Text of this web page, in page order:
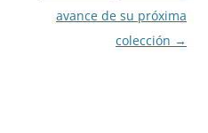
avance de su próxima
colección →